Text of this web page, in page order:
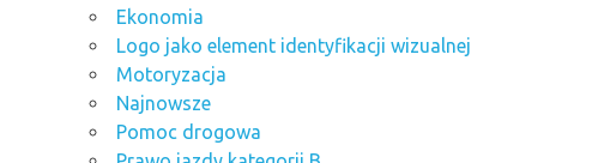
Ekonomia
Logo jako element identyfikacji wizualnej
Motoryzacja
Najnowsze
Pomoc drogowa